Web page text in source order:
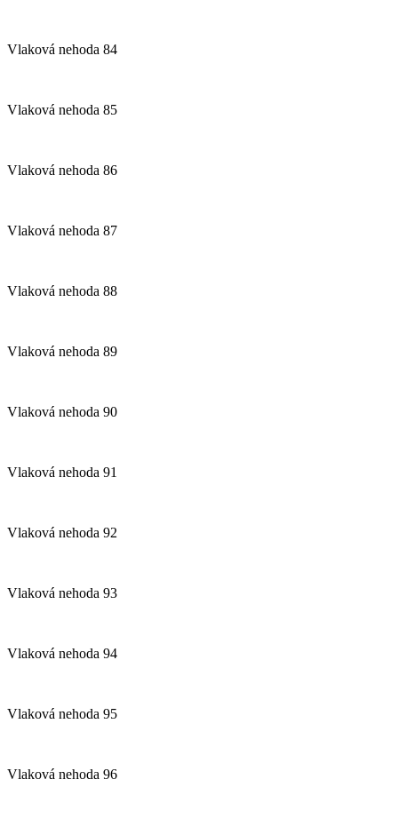
Vlaková nehoda 84
Vlaková nehoda 85
Vlaková nehoda 86
Vlaková nehoda 87
Vlaková nehoda 88
Vlaková nehoda 89
Vlaková nehoda 90
Vlaková nehoda 91
Vlaková nehoda 92
Vlaková nehoda 93
Vlaková nehoda 94
Vlaková nehoda 95
Vlaková nehoda 96